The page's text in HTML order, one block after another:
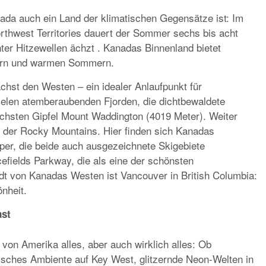
auch ein Land der klimatischen Gegensätze ist: Im
Territories dauert der Sommer sechs bis acht
Hitzewellen ächzt . Kanadas Binnenland bietet
und warmen Sommern.
den Westen – ein idealer Anlaufpunkt für
atemberaubenden Fjorden, die dichtbewaldete
Gipfel Mount Waddington (4019 Meter). Weiter
Rocky Mountains. Hier finden sich Kanadas
die beide auch ausgezeichnete Skigebiete
Parkway, die als eine der schönsten
von Kanadas Westen ist Vancouver in British Columbia:
Amerika alles, aber auch wirklich alles: Ob
Ambiente auf Key West, glitzernde Neon-Welten in